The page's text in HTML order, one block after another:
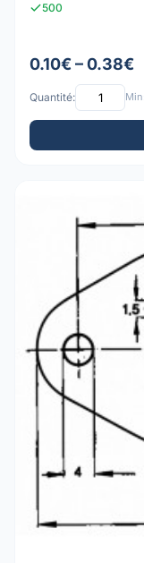
500
0.10€ – 0.38€
Quantité: